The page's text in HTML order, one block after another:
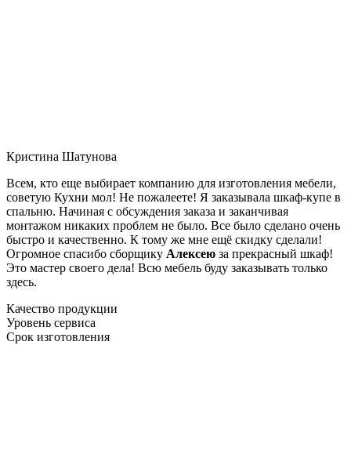
Кристина Шатунова
Всем, кто еще выбирает компанию для изготовления мебели,
советую Кухни мол! Не пожалеете! Я заказывала шкаф-купе в
спальню. Начиная с обсуждения заказа и заканчивая
монтажом никаких проблем не было. Все было сделано очень
быстро и качественно. К тому же мне ещё скидку сделали!
Огромное спасибо сборщику Алексею за прекрасный шкаф!
Это мастер своего дела! Всю мебель буду заказывать только
здесь.
Качество продукции
Уровень сервиса
Срок изготовления